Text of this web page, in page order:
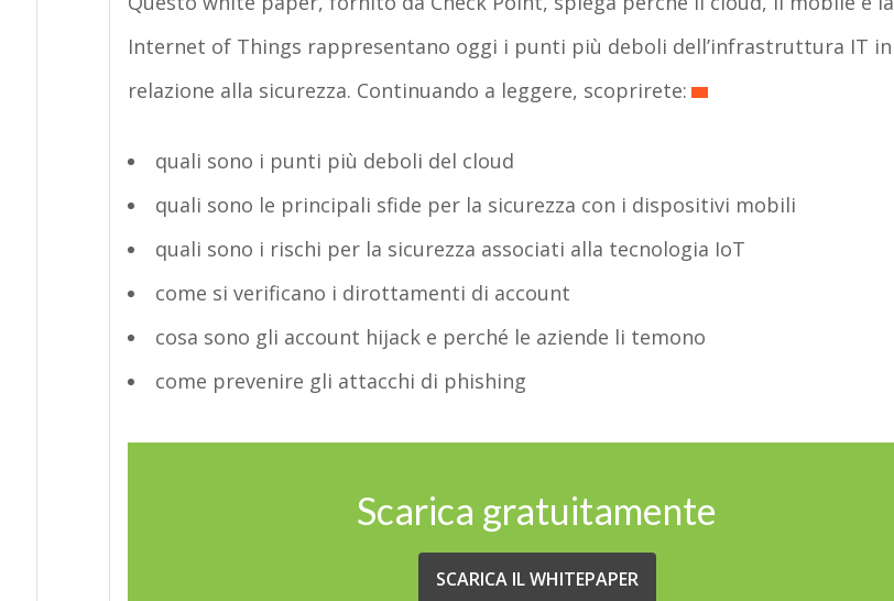
Internet of Things rappresentano oggi i punti più deboli dell’infrastruttura IT in
relazione alla sicurezza. Continuando a leggere, scoprirete:
quali sono i punti più deboli del cloud
quali sono le principali sfide per la sicurezza con i dispositivi mobili
quali sono i rischi per la sicurezza associati alla tecnologia IoT
come si verificano i dirottamenti di account
cosa sono gli account hijack e perché le aziende li temono
come prevenire gli attacchi di phishing
Scarica gratuitamente
SCARICA IL WHITEPAPER